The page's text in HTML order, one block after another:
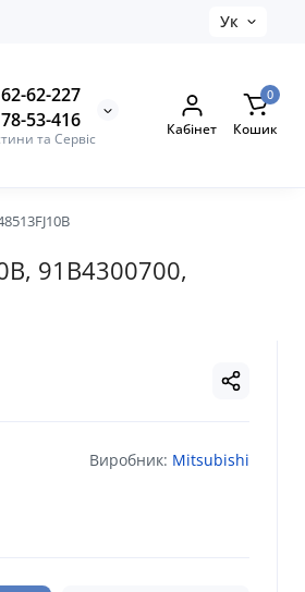
Ук
62-227
53-416
та Сервіс Кабінет
0
Кошик
91B4300700,
Виробник: Mitsubishi